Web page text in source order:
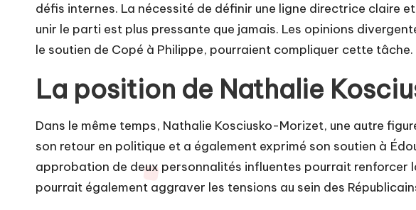
défis internes. La nécessité de définir une ligne directrice claire
unir le parti est plus pressante que jamais. Les opinions
le soutien de Copé à Philippe, pourraient compliquer cette tâche.
La position de Nathalie
Dans le même temps, Nathalie Kosciusko-Morizet, une autre
son retour en politique et a également exprimé son soutien à
approbation de deux personnalités influentes pourrait renforcer
pourrait également aggraver les tensions au sein des